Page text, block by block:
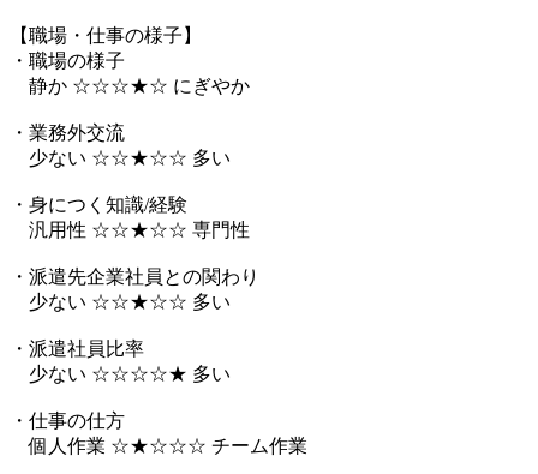
【職場・仕事の様子】
・職場の様子
静か ☆☆☆★☆ にぎやか
・業務外交流
少ない ☆☆★☆☆ 多い
・身につく知識/経験
汎用性 ☆☆★☆☆ 専門性
・派遣先企業社員との関わり
少ない ☆☆★☆☆ 多い
・派遣社員比率
少ない ☆☆☆☆★ 多い
・仕事の仕方
個人作業 ☆★☆☆☆ チーム作業